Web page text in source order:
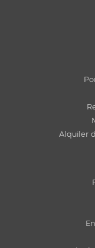
Alquiler